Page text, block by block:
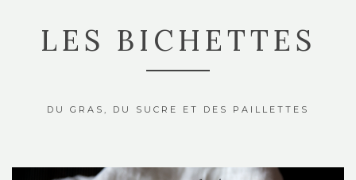
LES BICHETTES
DU GRAS, DU SUCRE ET DES PAILLETTES